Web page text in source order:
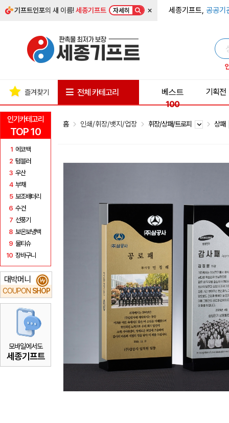
기프트인포의 새 이름!세종기프트 자세히 × 세종기프트, 공공기
인기카테고리
TOP 10
1 에코백
2 텀블러
3 우산
4 부채
5 보조배터리
6 수건
7 선풍기
8 보온보냉백
9 물티슈
10 장바구니
대박머니
COUPON SHOP
₩
모바일에서도
세종기프트
즐겨찾기 전체 카테고리
베스트
100
기획전
홈 인쇄/휘장/뱃지/업장 휘장/상패/트로피 상패